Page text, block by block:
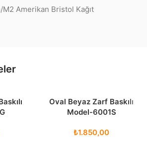
Amerikan Bristol Kağıt
Oval Beyaz Zarf Baskılı
Model-6001S
₺1.850,00